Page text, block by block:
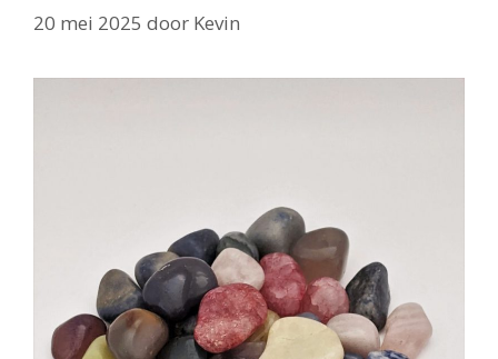
20 mei 2025 door Kevin